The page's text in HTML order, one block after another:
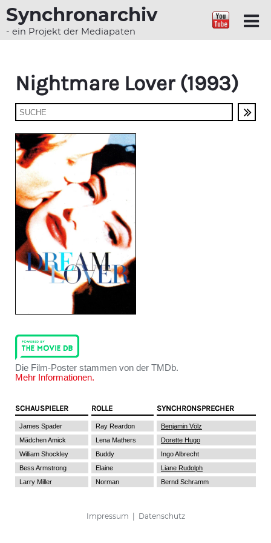
Synchronarchiv
- ein Projekt der Mediapaten
Nightmare Lover (1993)
Die Film-Poster stammen von der TMDb.
Mehr Informationen.
SCHAUSPIELER ROLLE SYNCHRONSPRECHER
James Spader Ray Reardon
Benjamin Völz
Mädchen Amick
Lena Mathers
Dorette Hugo
William Shockley
Buddy
Ingo Albrecht
Bess Armstrong
Elaine
Liane Rudolph
Larry Miller
Norman Bernd Schramm
Impressum Datenschutz